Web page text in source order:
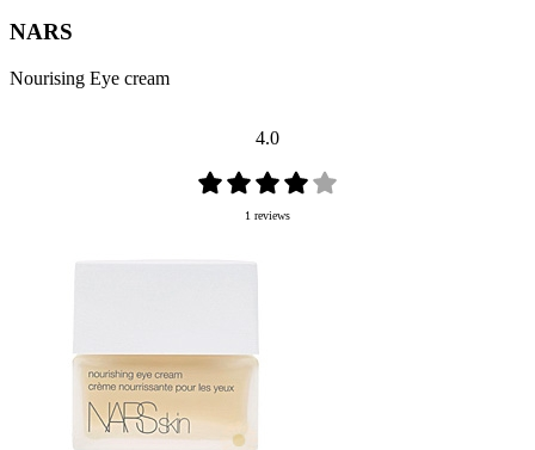
NARS
Nourising Eye cream
4.0
1 reviews